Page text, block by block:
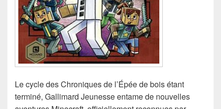
Le cycle des Chroniques de l’Épée de bois étant
terminé, Gallimard Jeunesse entame de nouvelles